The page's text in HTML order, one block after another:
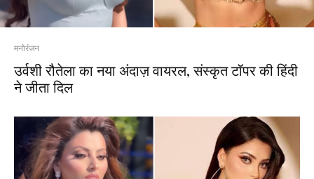
मनोरंजन
उर्वशी रौतेला का नया अंदाज़ वायरल, संस्कृत टॉपर की हिंदी
ने जीता दिल